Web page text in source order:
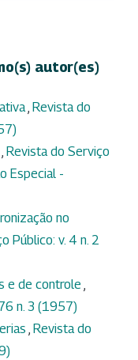
autor(es)
, Revista do
, Revista do Serviço
Especial -
no
Público: v. 4 n. 2
e de controle ,
n. 3 (1957)
, Revista do